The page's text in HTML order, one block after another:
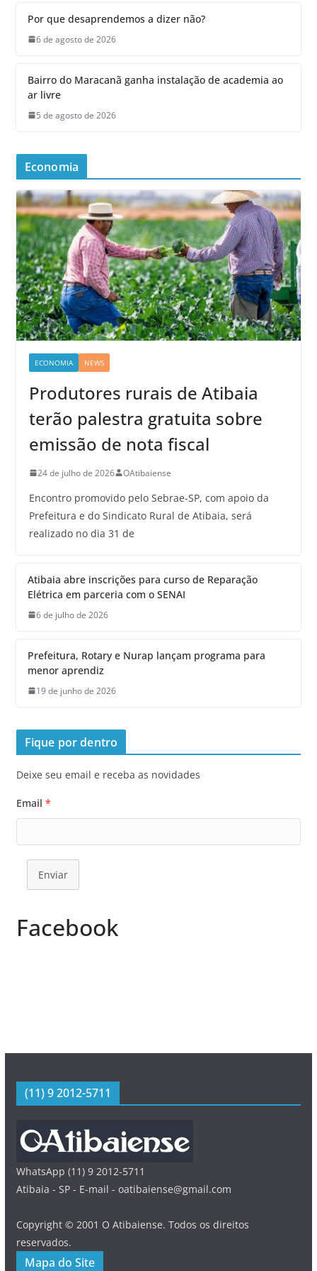
Por que desaprendemos a dizer não?
6 de agosto de 2026
Bairro do Maracanã ganha instalação de academia ao
ar livre
5 de agosto de 2026
Economia
ECONOMIA NEWS
Produtores rurais de Atibaia
terão palestra gratuita sobre
emissão de nota fiscal
24 de julho de 2026 OAtibaiense
Encontro promovido pelo Sebrae-SP, com apoio da
Prefeitura e do Sindicato Rural de Atibaia, será
realizado no dia 31 de
Atibaia abre inscrições para curso de Reparação
Elétrica em parceria com o SENAI
6 de julho de 2026
Prefeitura, Rotary e Nurap lançam programa para
menor aprendiz
19 de junho de 2026
Fique por dentro
Deixe seu email e receba as novidades
Email *
Enviar
Facebook
(11) 9 2012-5711
WhatsApp (11) 9 2012-5711
Atibaia - SP - E-mail - oatibaiense@gmail.com
Copyright © 2001 O Atibaiense. Todos os direitos
reservados.
Mapa do Site